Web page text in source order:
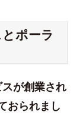
ポーラ
が創業され
おられまし